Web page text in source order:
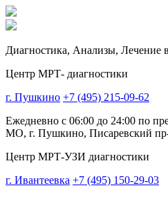
Диагностика, Анализы, Лечение
Центр МРТ- диагностики
г. Пушкино +7 (495) 215-09-62
Ежедневно с 06:00 до 24:00 по
МО, г. Пушкино, Писаревский
Центр МРТ-УЗИ диагностики
г. Ивантеевка +7 (495) 150-29-03